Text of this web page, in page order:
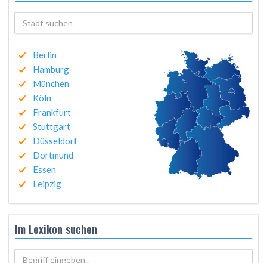
Berlin
Hamburg
München
Köln
Frankfurt
Stuttgart
Düsseldorf
Dortmund
Essen
Leipzig
Im Lexikon suchen
Begriff eingeben..